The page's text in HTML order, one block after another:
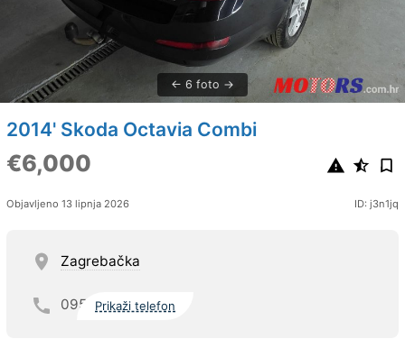
6 foto
2014' Skoda Octavia Combi
€6,000
Objavljeno 13 lipnja 2026 ID: j3n1jq
Zagrebačka
095 Prikaži telefon